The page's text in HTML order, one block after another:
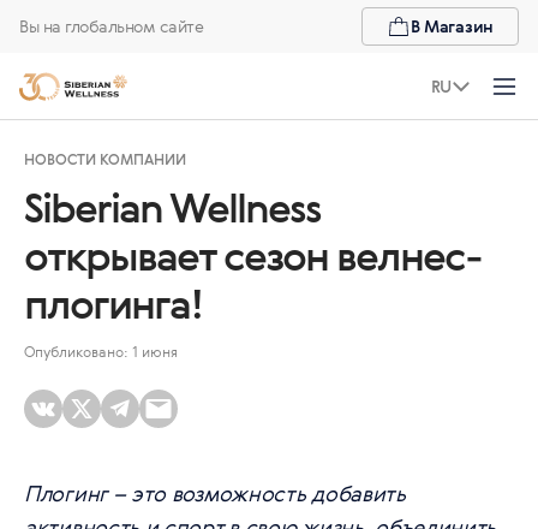
Вы на глобальном сайте В Магазин
RU
НОВОСТИ КОМПАНИИ
Siberian Wellness
открывает сезон велнес-
плогинга!
Опубликовано: 1 июня
Плогинг – это возможность добавить